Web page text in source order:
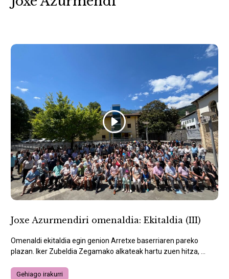
Joxe Azurmendiri omenaldia: Ekitaldia (III)
Omenaldi ekitaldia egin genion Arretxe baserriaren pareko
plazan. Iker Zubeldia Zegamako alkateak hartu zuen hitza, ...
Gehiago irakurri